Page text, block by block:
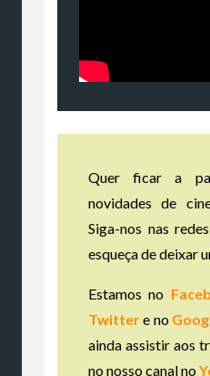
Quer ficar a
novidades de
Siga-nos nas
esqueça de deixar
Estamos no
Twittere no
ainda assistir aos
no nosso canal no